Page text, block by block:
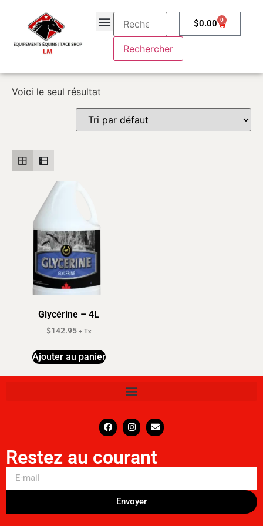
$0.00 0
Voici le seul résultat
Glycérine – 4L
$142.95 + Tx
Ajouter au panier
Restez au courant
Envoyer